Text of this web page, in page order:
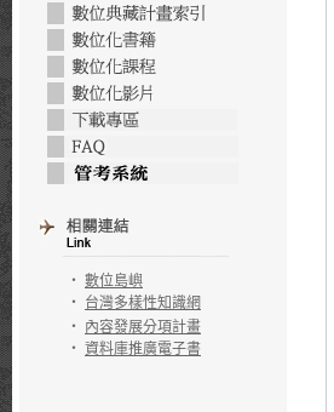
‧ 數位島嶼
‧ 台灣多樣性知識網
‧ 內容發展分項計畫
‧ 資料庫推廣電子書